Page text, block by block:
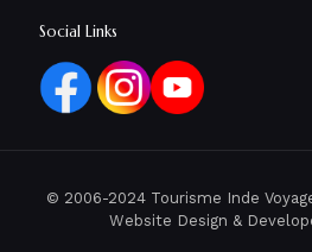
Social Links
© 2006-2024 Tourisme Inde
Website Design &